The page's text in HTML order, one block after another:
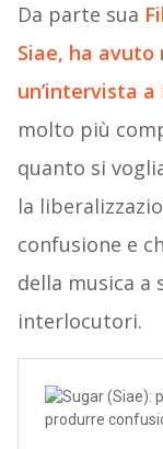
Da parte sua
Siae, ha avuto
un’intervista a
molto più
quanto si
la
confusione e
della musica a
interlocutori.